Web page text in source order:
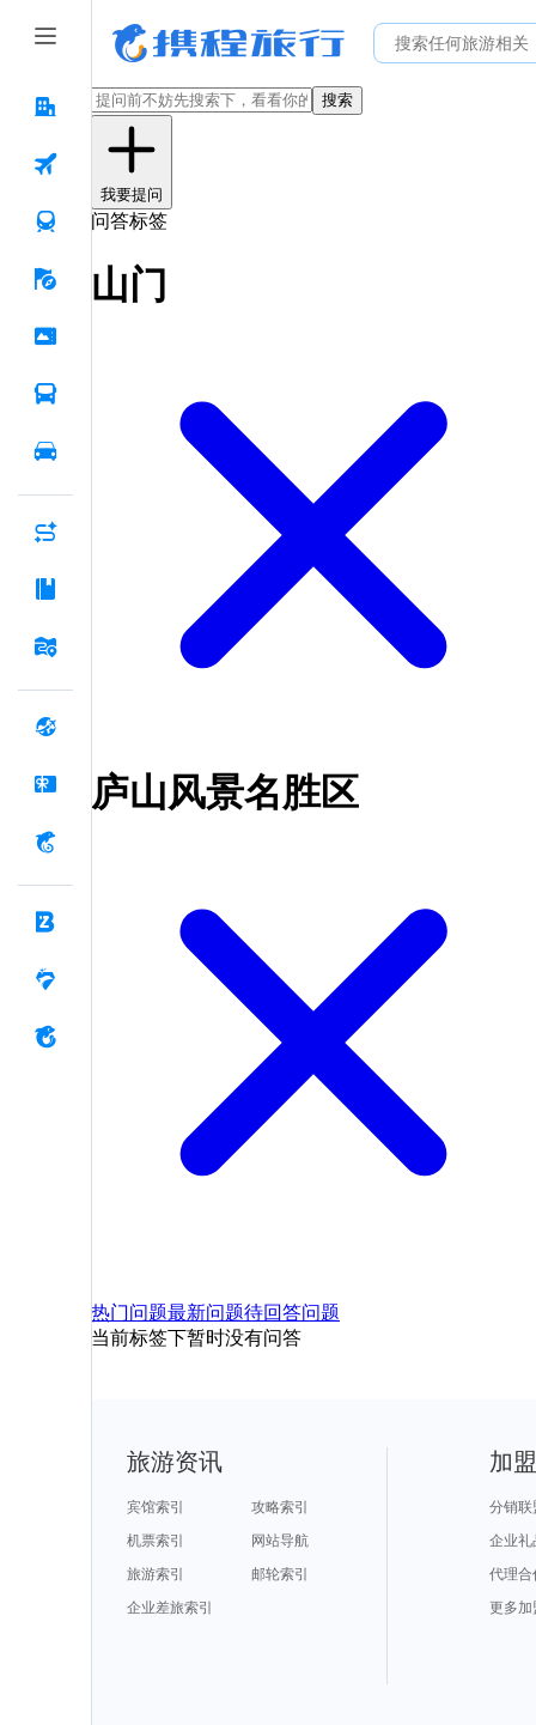
搜索
我要提问
问答标签
山门
庐山风景名胜区
热门问题最新问题待回答问题
当前标签下暂时没有问答
旅游资讯
宾馆索引
攻略索引
机票索引
网站导航
旅游索引
邮轮索引
企业差旅索引
加
分销联
企业礼
代理合
更多加